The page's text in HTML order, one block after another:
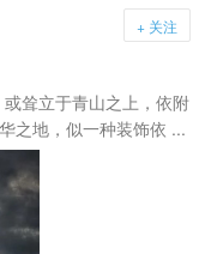
+ 关注
耸立于青山之上，依附
之地，似一种装饰依 ...